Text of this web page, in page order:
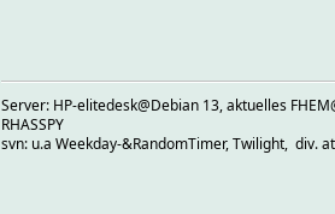
Server: HP-elitedesk@Debian 13, aktuelles
RHASSPY
svn: u.a Weekday-&RandomTimer, Twilight, div.